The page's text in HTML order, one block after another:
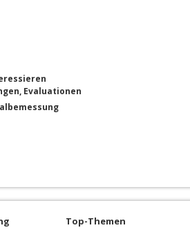
Evaluationen
Top-Themen